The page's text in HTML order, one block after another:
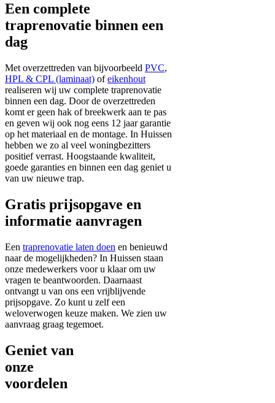
Een complete
traprenovatie binnen een
dag
Met overzettreden van bijvoorbeeld PVC,
HPL & CPL (laminaat) ofeikenhout
realiseren wij uw complete traprenovatie
binnen een dag. Door de overzettreden
komt er geen hak of breekwerk aan te pas
en geven wij ook nog eens 12 jaar garantie
op het materiaal en de montage. In Huissen
hebben we zo al veel woningbezitters
positief verrast. Hoogstaande kwaliteit,
goede garanties en binnen een dag geniet u
van uw nieuwe trap.
Gratis prijsopgave en
informatie aanvragen
Een traprenovatie laten doen en benieuwd
naar de mogelijkheden? In Huissen staan
onze medewerkers voor u klaar om uw
vragen te beantwoorden. Daarnaast
ontvangt u van ons een vrijblijvende
prijsopgave. Zo kunt u zelf een
weloverwogen keuze maken. We zien uw
aanvraag graag tegemoet.
Geniet van
onze
voordelen